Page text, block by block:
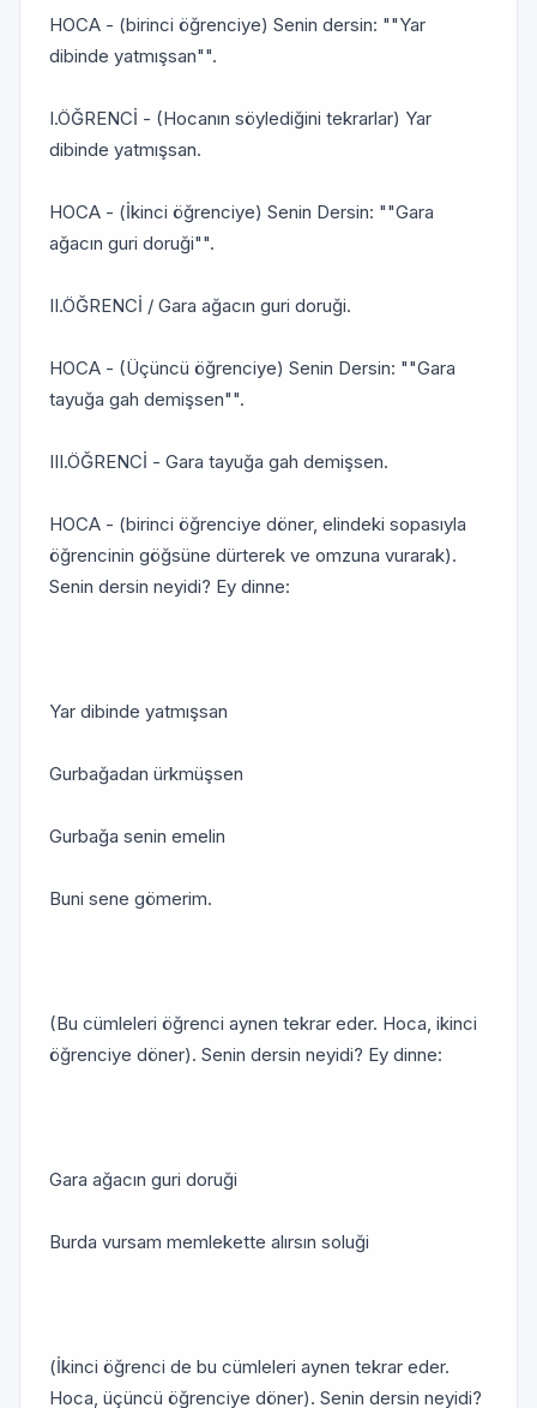
HOCA - (birinci öğrenciye) Senin dersin: ""Yar
dibinde yatmışsan"".
I.ÖĞRENCİ - (Hocanın söylediğini tekrarlar) Yar
dibinde yatmışsan.
HOCA - (İkinci öğrenciye) Senin Dersin: ""Gara
ağacın guri doruği"".
II.ÖĞRENCİ / Gara ağacın guri doruği.
HOCA - (Üçüncü öğrenciye) Senin Dersin: ""Gara
tayuğa gah demişsen"".
III.ÖĞRENCİ - Gara tayuğa gah demişsen.
HOCA - (birinci öğrenciye döner, elindeki sopasıyla
öğrencinin göğsüne dürterek ve omzuna vurarak).
Senin dersin neyidi? Ey dinne:
Yar dibinde yatmışsan
Gurbağadan ürkmüşsen
Gurbağa senin emelin
Buni sene gömerim.
(Bu cümleleri öğrenci aynen tekrar eder. Hoca, ikinci
öğrenciye döner). Senin dersin neyidi? Ey dinne:
Gara ağacın guri doruği
Burda vursam memlekette alırsın soluği
(İkinci öğrenci de bu cümleleri aynen tekrar eder.
Hoca, üçüncü öğrenciye döner). Senin dersin neyidi?